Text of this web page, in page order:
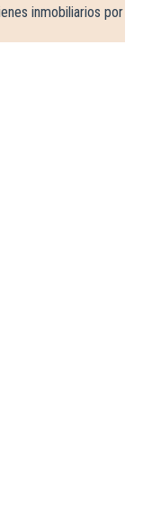
inmobiliarios por